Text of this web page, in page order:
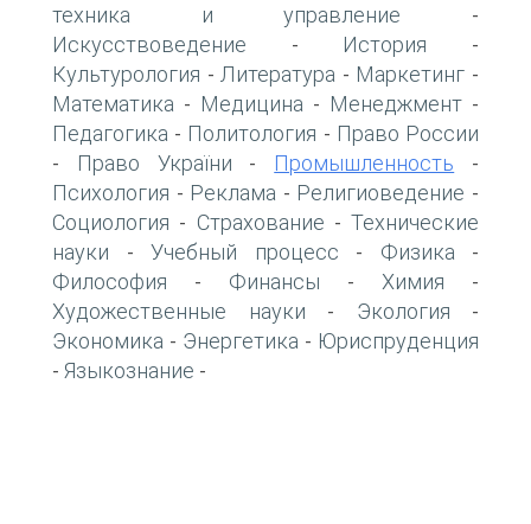
техника и управление -
Искусствоведение - История -
Культурология - Литература - Маркетинг -
Математика - Медицина - Менеджмент -
Педагогика - Политология - Право России
- Право України - Промышленность -
Психология - Реклама - Религиоведение -
Социология - Страхование - Технические
науки - Учебный процесс - Физика -
Философия - Финансы - Химия -
Художественные науки - Экология -
Экономика - Энергетика - Юриспруденция
- Языкознание -